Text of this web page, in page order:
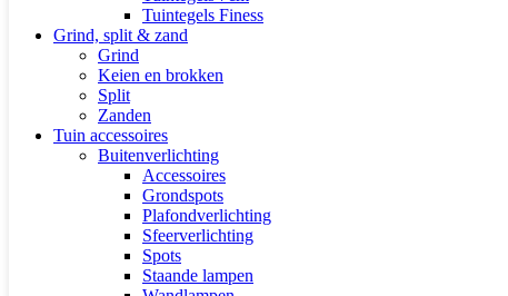
Tuintegels Finess
Grind, split & zand
Grind
Keien en brokken
Split
Zanden
Tuin accessoires
Buitenverlichting
Accessoires
Grondspots
Plafondverlichting
Sfeerverlichting
Spots
Staande lampen